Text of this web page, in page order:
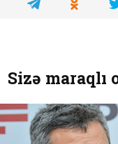
Sizə maraqlı